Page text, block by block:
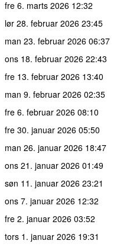
fre 6. marts 2026 12:32
lør 28. februar 2026 23:45
man 23. februar 2026 06:37
ons 18. februar 2026 22:43
fre 13. februar 2026 13:40
man 9. februar 2026 02:35
fre 6. februar 2026 08:10
fre 30. januar 2026 05:50
man 26. januar 2026 18:47
ons 21. januar 2026 01:49
søn 11. januar 2026 23:21
ons 7. januar 2026 12:32
fre 2. januar 2026 03:52
tors 1. januar 2026 19:31